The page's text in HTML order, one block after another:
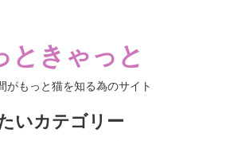
ときゃっと
がもっと猫を知る為のサイト
いカテゴリー